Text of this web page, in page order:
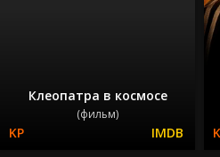
Клеопатра в космосе
(фильм)